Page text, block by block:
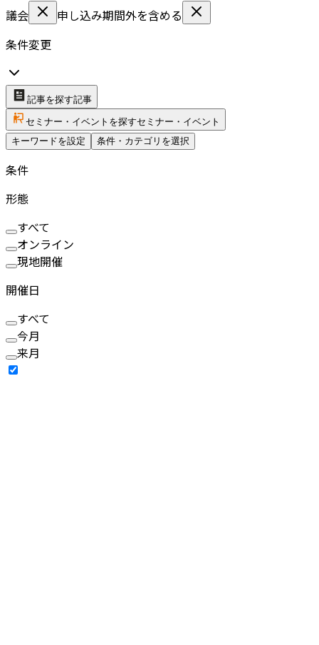
議会
申し込み期間外を含める
条件変更
記事を探す記事
セミナー・イベントを探すセミナー・イベント
キーワードを設定
条件・カテゴリを選択
条件
形態
すべて
オンライン
現地開催
開催日
すべて
今月
来月